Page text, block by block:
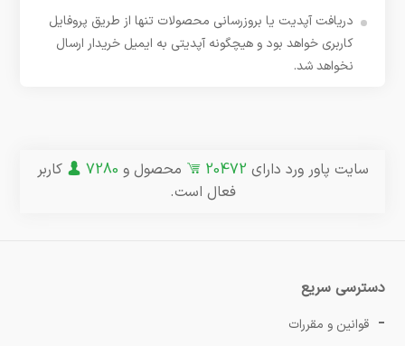
دریافت آپدیت یا بروزرسانی محصولات تنها از طریق پروفایل
کاربری خواهد بود و هیچگونه آپدیتی به ایمیل خریدار ارسال
نخواهد شد.
سایت پاور ورد دارای 20472 محصول و 7280
کاربر
فعال است.
دسترسی سریع
قوانین و مقررات